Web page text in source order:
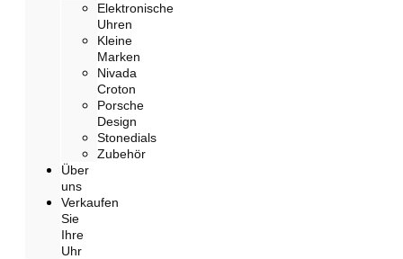
Elektronische
Uhren
Kleine
Marken
Nivada
Croton
Porsche
Design
Stonedials
Zubehör
Über
uns
Verkaufen
Sie
Ihre
Uhr